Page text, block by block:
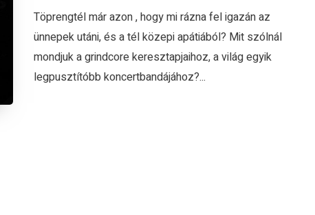
Töprengtél már azon , hogy mi rázna fel igazán az
ünnepek utáni, és a tél közepi apátiából? Mit szólnál
mondjuk a grindcore keresztapjaihoz, a világ egyik
legpusztítóbb koncertbandájához?...